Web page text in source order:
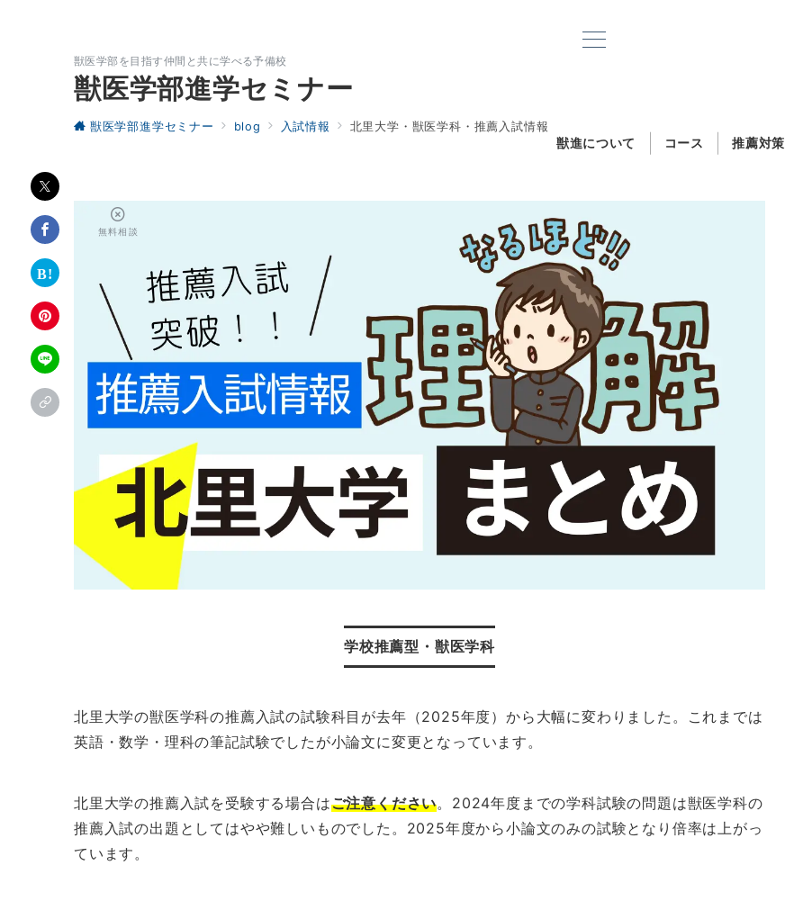
獣医学部を目指す仲間と共に学べる予備校
獣医学部進学セミナー
獣進について コース 推薦対策
無料相談
獣医学部進学セミナー blog 入試情報 北里大学・獣医学科・推薦入試情報
学校推薦型・獣医学科
北里大学の獣医学科の推薦入試の試験科目が去年（2025年度）から大幅に変わりました。これまでは
英語・数学・理科の筆記試験でしたが小論文に変更となっています。
北里大学の推薦入試を受験する場合はご注意ください。2024年度までの学科試験の問題は獣医学科の
推薦入試の出題としてはやや難しいものでした。2025年度から小論文のみの試験となり倍率は上がっ
ています。